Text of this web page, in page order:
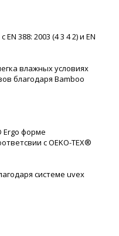
388: 2003 (4 3 4 2) и EN
влажных условиях
благодаря Bamboo
Ergo форме
с OEKO-TEX®
системе uvex